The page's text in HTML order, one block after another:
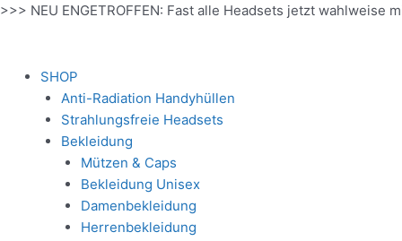
Zum
>>> NEU ENGETROFFEN: Fast alle Headsets jetzt wahlweise
SHOP
Anti-Radiation Handyhüllen
Strahlungsfreie Headsets
Bekleidung
Mützen & Caps
Bekleidung Unisex
Damenbekleidung
Herrenbekleidung